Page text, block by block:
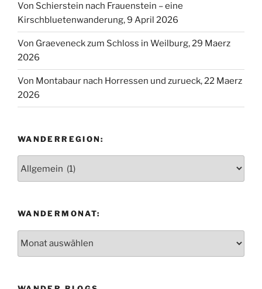
Von Schierstein nach Frauenstein – eine
Kirschbluetenwanderung, 9 April 2026
Von Graeveneck zum Schloss in Weilburg, 29 Maerz
2026
Von Montabaur nach Horressen und zurueck, 22 Maerz
2026
WANDERREGION:
WANDERMONAT: